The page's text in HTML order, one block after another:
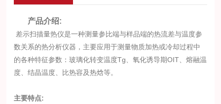
产品介绍:
差示扫描量热仪是一种测量参比端与样品端的热流差与温度参
数关系的热分析仪器，主要应用于测量物质加热或冷却过程中
的各种特征参数：玻璃化转变温度Tg、氧化诱导期OIT、熔融温
度、结晶温度、比热容及热焓等。
主要特点: